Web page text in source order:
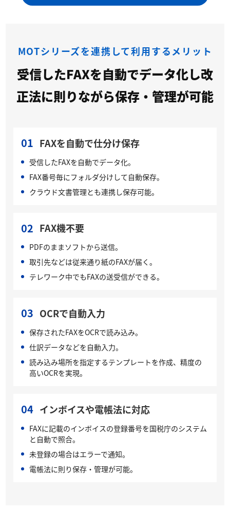
MOTシリーズを連携して利用するメリット
受信したFAXを自動でデータ化し改
正法に則りながら保存・管理が可能
01 FAXを自動で仕分け保存
受信したFAXを自動でデータ化。
FAX番号毎にフォルダ分けして自動保存。
クラウド文書管理とも連携し保存可能。
02 FAX機不要
PDFのままソフトから送信。
取引先などは従来通り紙のFAXが届く。
テレワーク中でもFAXの送受信ができる。
03 OCRで自動入力
保存されたFAXをOCRで読み込み。
仕訳データなどを自動入力。
読み込み場所を指定するテンプレートを作成、精度の
高いOCRを実現。
04 インボイスや電帳法に対応
FAXに記載のインボイスの登録番号を国税庁のシステム
と自動で照合。
未登録の場合はエラーで通知。
電帳法に則り保存・管理が可能。